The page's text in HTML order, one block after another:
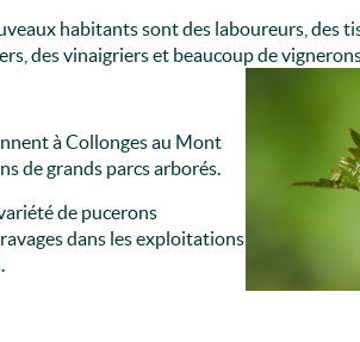
habitants sont des laboureurs, des
des vinaigriers et beaucoup de
à Collonges au Mont
de grands parcs arborés.
de pucerons
dans les exploitations